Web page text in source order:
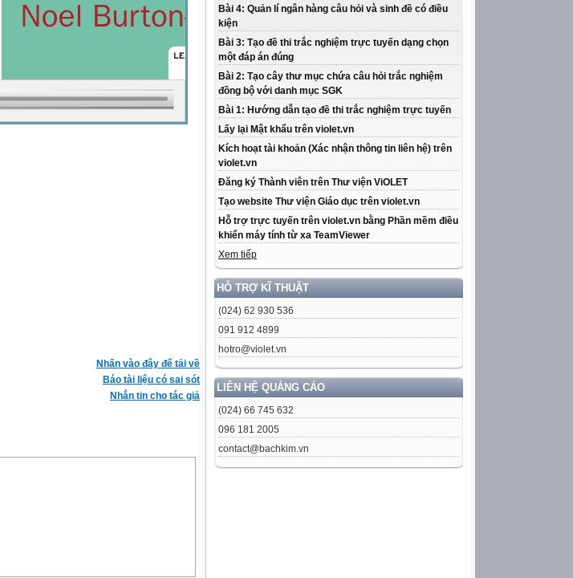
Bài 4: Quản lí ngân hàng câu hỏi và sinh đề có điều
kiện
Bài 3: Tạo đề thi trắc nghiệm trực tuyến dạng chọn
một đáp án đúng
Bài 2: Tạo cây thư mục chứa câu hỏi trắc nghiệm
đồng bộ với danh mục SGK
Bài 1: Hướng dẫn tạo đề thi trắc nghiệm trực tuyến
Lấy lại Mật khẩu trên violet.vn
Kích hoạt tài khoản (Xác nhận thông tin liên hệ) trên
violet.vn
Đăng ký Thành viên trên Thư viện ViOLET
Tạo website Thư viện Giáo dục trên violet.vn
Hỗ trợ trực tuyến trên violet.vn bằng Phần mềm điều
khiển máy tính từ xa TeamViewer
Xem tiếp
HỖ TRỢ KĨ THUẬT
(024) 62 930 536
091 912 4899
hotro@violet.vn
LIÊN HỆ QUẢNG CÁO
(024) 66 745 632
096 181 2005
contact@bachkim.vn
Nhấn vào đây để tải về
Báo tài liệu có sai sót
Nhắn tin cho tác giả